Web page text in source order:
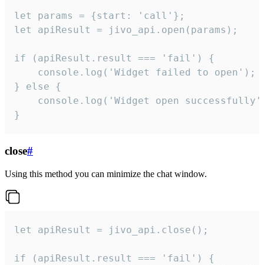
let params = {start: 'call'};
let apiResult = jivo_api.open(params);
if (apiResult.result === 'fail') {
    console.log('Widget failed to open');
} else {
console.log('Widget open
}
close#
Using this method you can minimize the chat window.
let apiResult = jivo_api.close();
if (apiResult.result === 'fail') {